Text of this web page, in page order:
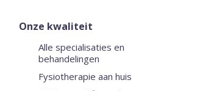
Onze kwaliteit
Alle specialisaties en
behandelingen
Fysiotherapie aan huis